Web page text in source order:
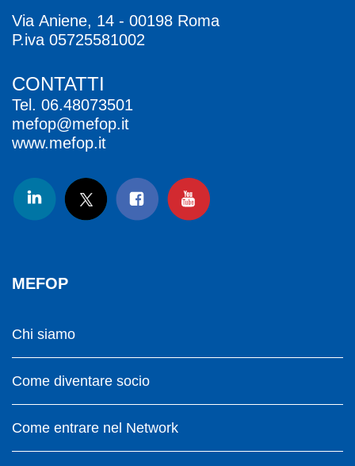
Via Aniene, 14 - 00198 Roma
P.iva 05725581002
CONTATTI
Tel. 06.48073501
mefop@mefop.it
www.mefop.it
MEFOP
Chi siamo
Come diventare socio
Come entrare nel Network